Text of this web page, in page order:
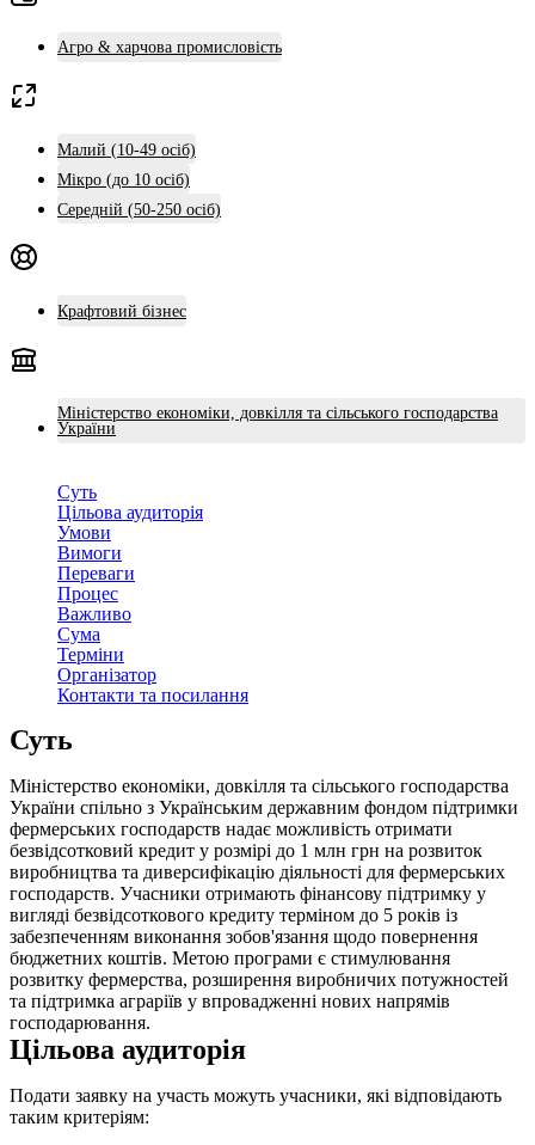
Агро & харчова промисловість
Малий (10-49 осіб)
Мікро (до 10 осіб)
Середній (50-250 осіб)
Крафтовий бізнес
Міністерство економіки, довкілля та сільського господарства
України
Суть
Цільова аудиторія
Умови
Вимоги
Переваги
Процес
Важливо
Сума
Терміни
Організатор
Контакти та посилання
Суть
Міністерство економіки, довкілля та сільського господарства
України спільно з Українським державним фондом підтримки
фермерських господарств надає можливість отримати
безвідсотковий кредит у розмірі до 1 млн грн на розвиток
виробництва та диверсифікацію діяльності для фермерських
господарств. Учасники отримають фінансову підтримку у
вигляді безвідсоткового кредиту терміном до 5 років із
забезпеченням виконання зобов'язання щодо повернення
бюджетних коштів. Метою програми є стимулювання
розвитку фермерства, розширення виробничих потужностей
та підтримка аграріїв у впровадженні нових напрямів
господарювання.
Цільова аудиторія
Подати заявку на участь можуть учасники, які відповідають
таким критеріям: